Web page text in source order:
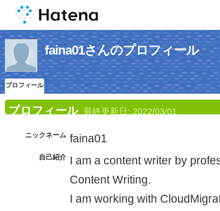
faina01さんのプロフィール
プロフィール
プロフィール 最終更新日: 2022/03/01
ニックネーム faina01
自己紹介 I am a content writer by
Content Writing.
I am working with